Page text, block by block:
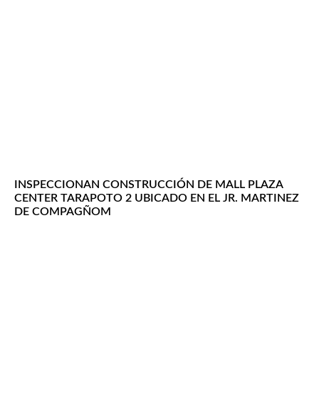
INSPECCIONAN CONSTRUCCIÓN DE MALL PLAZA
CENTER TARAPOTO 2 UBICADO EN EL JR. MARTINEZ
DE COMPAGÑOM